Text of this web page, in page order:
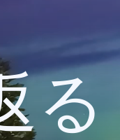
る